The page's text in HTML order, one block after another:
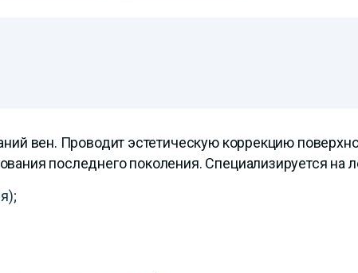
вен. Проводит эстетическую коррекцию
последнего поколения. Специализируется на